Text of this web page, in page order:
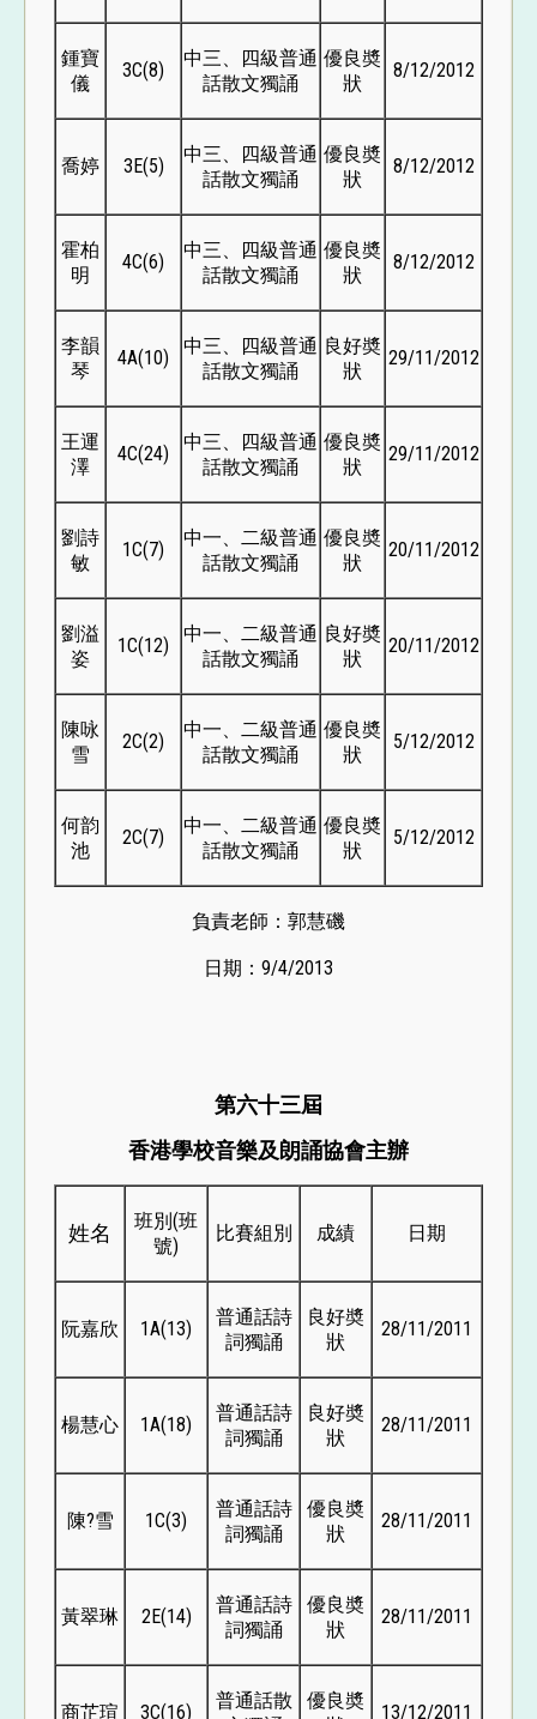
鍾寶
儀
3C(8)
中三、四級普通
話散文獨誦
優良奬
狀
8/12/2012
喬婷 3E(5)
中三、四級普通
話散文獨誦
優良奬
狀
8/12/2012
霍柏
明
4C(6)
中三、四級普通
話散文獨誦
優良奬
狀
8/12/2012
李韻
琴
4A(10)
中三、四級普通
話散文獨誦
良好奬
狀
29/11/2012
王運
澤
4C(24)
中三、四級普通
話散文獨誦
優良奬
狀
29/11/2012
劉詩
敏
1C(7)
中一、二級普通
話散文獨誦
優良奬
狀
20/11/2012
劉溢
姿
1C(12)
中一、二級普通
話散文獨誦
良好奬
狀
20/11/2012
陳咏
雪
2C(2)
中一、二級普通
話散文獨誦
優良奬
狀
5/12/2012
何韵
池
2C(7)
中一、二級普通
話散文獨誦
優良奬
狀
5/12/2012
負責老師：郭慧磯
日期：9/4/2013
第六十三屆
香港學校音樂及朗誦協會主辦
姓名
班別(班
號)
比賽組別 成績 日期
阮嘉欣 1A(13)
普通話詩
詞獨誦
良好奬
狀
28/11/2011
楊慧心 1A(18)
普通話詩
詞獨誦
良好奬
狀
28/11/2011
陳?雪 1C(3)
普通話詩
詞獨誦
優良奬
狀
28/11/2011
黃翠琳 2E(14)
普通話詩
詞獨誦
優良奬
狀
28/11/2011
商芷瑄 3C(16)
普通話散
優良奬
13/12/2011